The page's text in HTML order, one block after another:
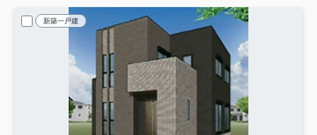
新築一戸建